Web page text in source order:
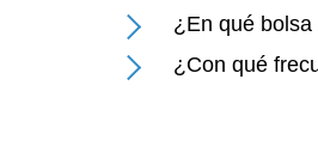
¿En qué
¿Con qué